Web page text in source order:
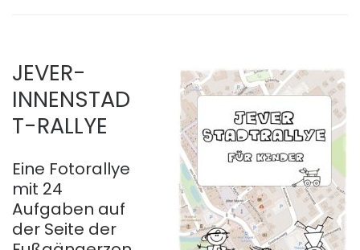
JEVER-
INNENSTAD
T-RALLYE
Eine Fotorallye
mit 24
Aufgaben auf
der Seite der